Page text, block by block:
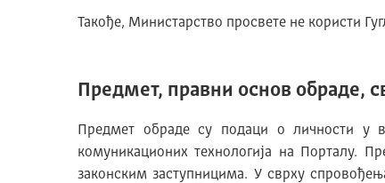
Такође, Министарство просвете не користи
Предмет, правни основ обраде,
Предмет обраде су подаци о личности
комуникационих технологија на Порталу.
законским заступницима. У сврху